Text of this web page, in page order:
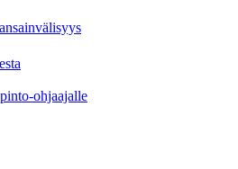
ohjaajalle